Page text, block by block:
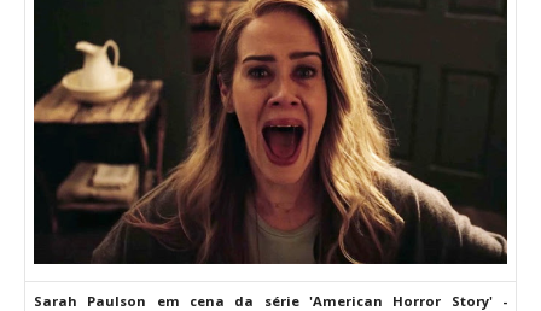
Sarah Paulson em cena da série 'American Horror Story' -